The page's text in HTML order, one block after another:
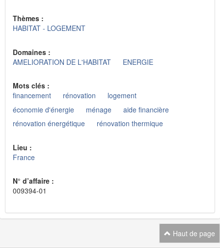
Thèmes :
HABITAT - LOGEMENT
Domaines :
AMELIORATION DE L'HABITAT
ENERGIE
Mots clés :
financement
rénovation
logement
économie d'énergie
ménage
aide financière
rénovation énergétique
rénovation thermique
Lieu :
France
N° d’affaire :
009394-01
Haut de page